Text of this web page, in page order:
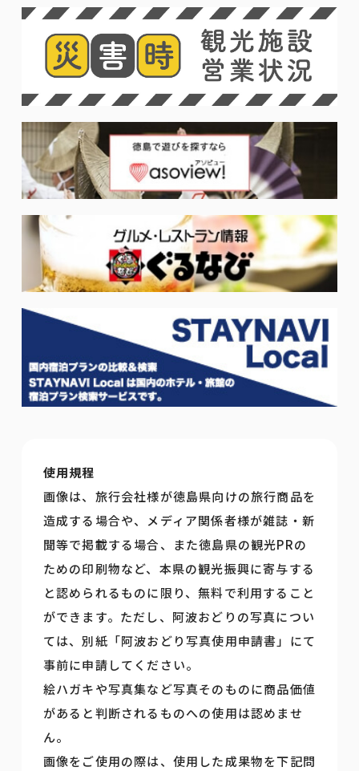
使用規程
画像は、旅行会社様が徳島県向けの旅行商品を
造成する場合や、メディア関係者様が雑誌・新
聞等で掲載する場合、また徳島県の観光PRの
ための印刷物など、本県の観光振興に寄与する
と認められるものに限り、無料で利用すること
ができます。ただし、阿波おどりの写真につい
ては、別紙「阿波おどり写真使用申請書」にて
事前に申請してください。
絵ハガキや写真集など写真そのものに商品価値
があると判断されるものへの使用は認めませ
ん。
画像をご使用の際は、使用した成果物を下記問